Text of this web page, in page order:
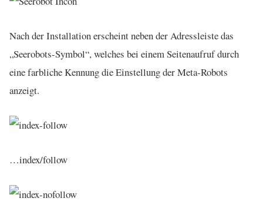
Nach der Installation erscheint neben der Adressleiste das
„Seerobots-Symbol“, welches bei einem Seitenaufruf durch
eine farbliche Kennung die Einstellung der Meta-Robots
anzeigt.
…index/follow